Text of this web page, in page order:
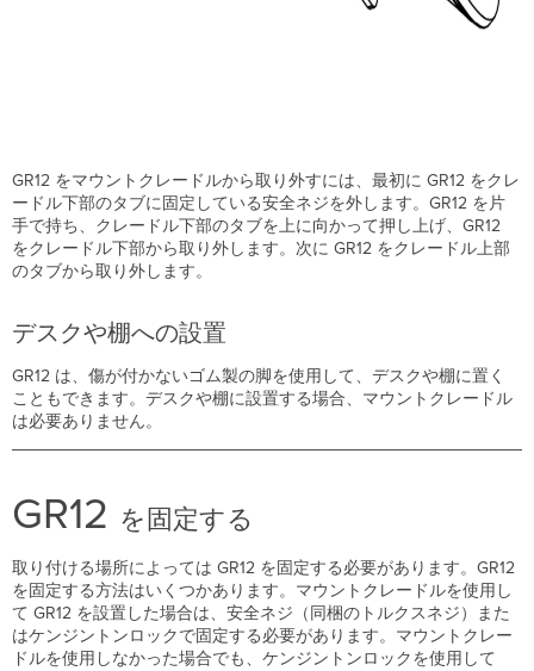
GR12 をマウントクレードルから取り外すには、最初に GR12 をクレ
ードル下部のタブに固定している安全ネジを外します。GR12 を片
手で持ち、クレードル下部のタブを上に向かって押し上げ、GR12
をクレードル下部から取り外します。次に GR12 をクレードル上部
のタブから取り外します。
デスクや棚への設置
GR12 は、傷が付かないゴム製の脚を使用して、デスクや棚に置く
こともできます。デスクや棚に設置する場合、マウントクレードル
は必要ありません。
GR12 を固定する
取り付ける場所によっては GR12 を固定する必要があります。GR12
を固定する方法はいくつかあります。マウントクレードルを使用し
て GR12 を設置した場合は、安全ネジ（同梱のトルクスネジ）また
はケンジントンロックで固定する必要があります。マウントクレー
ドルを使用しなかった場合でも、ケンジントンロックを使用して